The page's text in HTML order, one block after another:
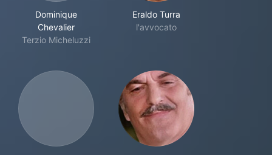
Dominique
Chevalier
Terzio Micheluzzi
Eraldo Turra
l'avvocato